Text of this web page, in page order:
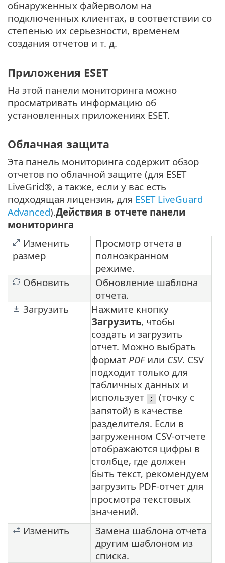
обнаруженных файерволом на
подключенных клиентах, в соответствии со
степенью их серьезности, временем
создания отчетов и т. д.
Приложения ESET
На этой панели мониторинга можно
просматривать информацию об
установленных приложениях ESET.
Облачная защита
Эта панель мониторинга содержит обзор
отчетов по облачной защите (для ESET
LiveGrid®, а также, если у вас есть
подходящая лицензия, для ESET LiveGuard
Advanced).Действия в отчете панели
мониторинга
Изменить
размер
Просмотр отчета в
полноэкранном
режиме.
Обновить
Обновление шаблона
отчета.
Загрузить
Нажмите кнопку
Загрузить, чтобы
создать и загрузить
отчет. Можно выбрать
формат PDFили CSV. CSV
подходит только для
табличных данных и
использует
;
(точку с
запятой) в качестве
разделителя. Если в
загруженном CSV-отчете
отображаются цифры в
столбце, где должен
быть текст, рекомендуем
загрузить PDF-отчет для
просмотра текстовых
значений.
Изменить
Замена шаблона отчета
другим шаблоном из
списка.